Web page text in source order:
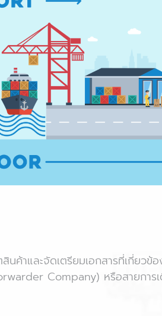
าและจัดเตรียมเอกสารที่เกี่ยวข้
Company) หรือสายการ